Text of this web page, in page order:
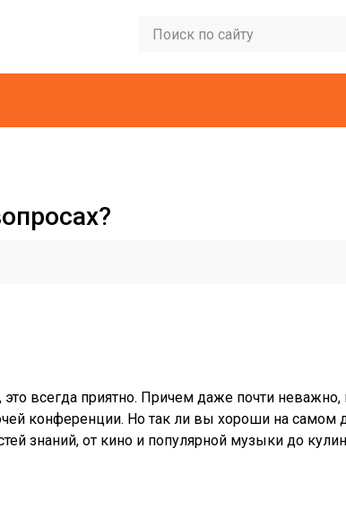
всегда приятно. Причем даже почти неважно,
конференции. Но так ли вы хороши на самом
знаний, от кино и популярной музыки до